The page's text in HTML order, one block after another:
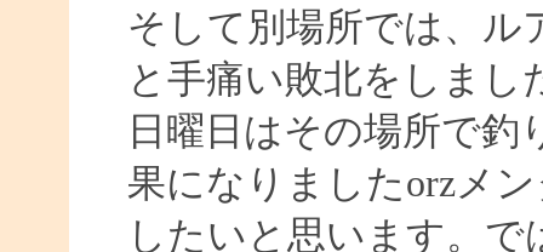
そして別場所では、ル
と手痛い敗北をしまし
日曜日はその場所で
果になりましたorzメ
したいと思います。で